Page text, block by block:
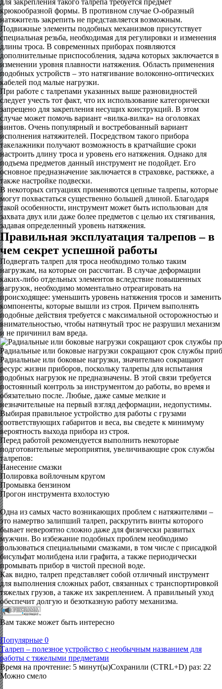
для закрепления такого талрепа требуется предмет
крюкообразной формы. В противном случае О-образный
натяжитель закрепить не представляется возможным.
Подвижные элементы подобных механизмов присутствует
специальная резьба, необходимая для регулировки и изменения
длины троса. В современных приборах появляются
дополнительные приспособления, задача которых заключается в
изменении уровня плавности натяжения. Область применения
подобных устройств – это натягивание волоконно-оптических
кабелей под малые нагрузки.
При работе с талрепами указанных выше разновидностей
следует учесть тот факт, что их использование категорически
запрещено для закрепления несущих конструкций. В этом
случае может помочь вариант «вилка-вилка» на оголовках
винтов. Очень популярный и востребованный вариант
исполнения натяжителей. Посредством такого прибора
такелажники получают возможность в кратчайшие сроки
настроить длину троса и уровень его натяжения. Однако для
подъема предметов данный инструмент не подойдет. Его
основное предназначение заключается в страховке, растяжке, а
также настройке подвески.
В некоторых ситуациях применяются цепные талрепы, которые
могут похвастаться существенно большей длиной. Благодаря
такой особенности, инструмент может быть использован для
захвата двух или даже более предметов с целью их стягивания,
задавая определенный уровень натяжения.
Правильная эксплуатация талрепов – в
чем секрет успешной работы
Подвергать талреп для троса необходимо только таким
нагрузкам, на которые он рассчитан. В случае деформации
каких-либо отдельных элементов вследствие повышенных
нагрузок, необходимо моментально отреагировать на
происходящее: уменьшить уровень натяжения тросов и заменить
компоненты, которые вышли из строя. Причем выполнять
подобные действия требуется с максимальной осторожностью и
внимательностью, чтобы натянутый трос не разрушил механизм
и не причинил вам вреда.
Радиальные или боковые нагрузки сокращают срок службы
Радиальные или боковые нагрузки, значительно сокращают
ресурс жизни приборов, поскольку талрепы для испытания
подобных нагрузок не предназначены. В этой связи требуется
постоянный контроль за инструментом до работы, во время и
обязательно после. Любые, даже самые мелкие и
незначительные на первый взгляд деформации, недопустимы.
Выбирая правильное устройство для работы с грузами
соответствующих габаритов и веса, вы сведете к минимуму
вероятность выхода прибора из строя.
Перед работой рекомендуется выполнить некоторые
подготовительные мероприятия, увеличивающие срок службы
талрепов:
Нанесение смазки
Полировка войлочным кругом
Промывка бензином
Прогон инструмента вхолостую
Одна из самых часто возникающих проблем с натяжителями –
это намертво залипший талреп, раскрутить винты которого
бывает невероятно сложно даже для физически развитых
мужчин. Во избежание подобных проблем необходимо
пользоваться специальными смазками, в том числе с присадкой
бисульфат молибдена или графита, а также периодически
промывать прибор в чистой пресной воде.
Как видно, талреп представляет собой отличный инструмент
для выполнения сложных работ, связанных с транспортировкой
тяжелых грузов, а также их закреплением. А правильный уход
обеспечит долгую и безотказную работу механизма.
Вам также может быть интересно
Популярные 0
Талреп – полезное устройство с необычным названием для
работы с тяжелыми предметами
Время на прочтение: 5 минут(ы)Сохранили (CTRL+D) раз: 22
Можно смело